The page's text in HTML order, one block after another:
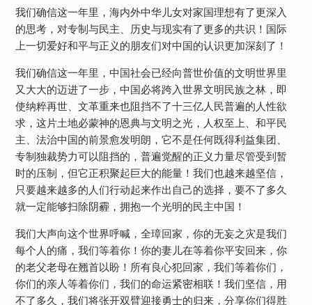
我们确信这一年里，海内外中华儿女对家国理想有了更深入
的思考，对专制与民主、历史与现实有了更多的共识！国际
上一切爱好和平与正义的朋友们对中国的认识更加深刻了！
我们确信这一年里，中国社会已经向普世价值的文明世界里
又大大的迈进了一步，中国必将跨入世界文明民族之林，即
使纳粹再世、文革重来也阻挡不了十三亿人民普遍的人性欲
求，这片土地必蒙神的恩典与文明之光，人权至上、和平民
主、法治中国的前景愈发明朗，它不是任何既得利益集团、
专制独裁势力可以阻挡的，普遍觉醒的正义力量尽管受到暂
时的压制，但它正积聚起巨大的能量！我们也越来越坚信，
只要越来越多的人们行动起来作出自己的选择，要不了多久
就一定能够扫除阴霾，拥抱一个光明的民主中国！
我们大声向这个世界呼喊，全璋回家，你的无妄之灾是我们
每个人的痛，我们等着你！你的妻儿在等着你平安回来，你
的老父老母在翘首以盼！所有良心犯回家，我们等着你们，
你们的亲人等着你们，我们的命运紧密相联！我们坚信，用
不了多久，我们将张开双臂迎接勇士的归来，分享你们得胜